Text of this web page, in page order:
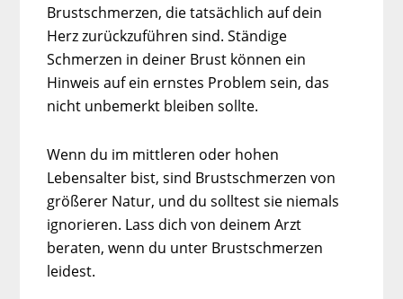
Brustschmerzen, die tatsächlich auf dein
Herz zurückzuführen sind. Ständige
Schmerzen in deiner Brust können ein
Hinweis auf ein ernstes Problem sein, das
nicht unbemerkt bleiben sollte.
Wenn du im mittleren oder hohen
Lebensalter bist, sind Brustschmerzen von
größerer Natur, und du solltest sie niemals
ignorieren. Lass dich von deinem Arzt
beraten, wenn du unter Brustschmerzen
leidest.